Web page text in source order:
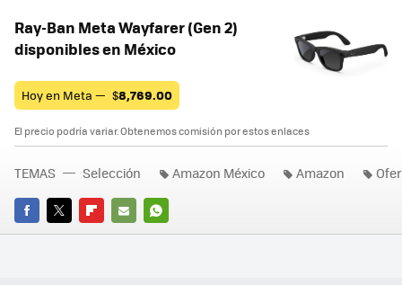
Ray-Ban Meta Wayfarer (Gen 2)
disponibles en México
Hoy en Meta — $8,769.00
El precio podría variar. Obtenemos comisión por estos enlaces
FACEBOOK
TWITTERFLIPBOARD
E-
WHATSAPP
TEMAS Selección Amazon México Amazon